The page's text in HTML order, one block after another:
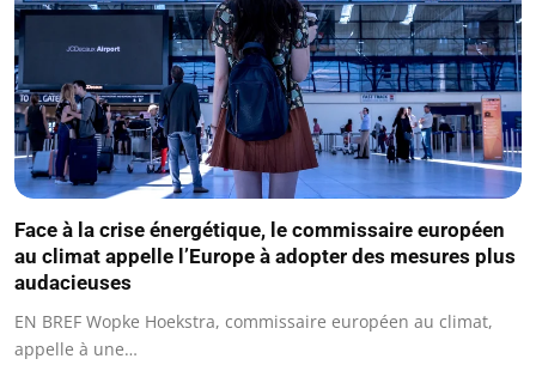
Face à la crise énergétique, le commissaire européen
au climat appelle l’Europe à adopter des mesures plus
audacieuses
EN BREF Wopke Hoekstra, commissaire européen au climat,
appelle à une…